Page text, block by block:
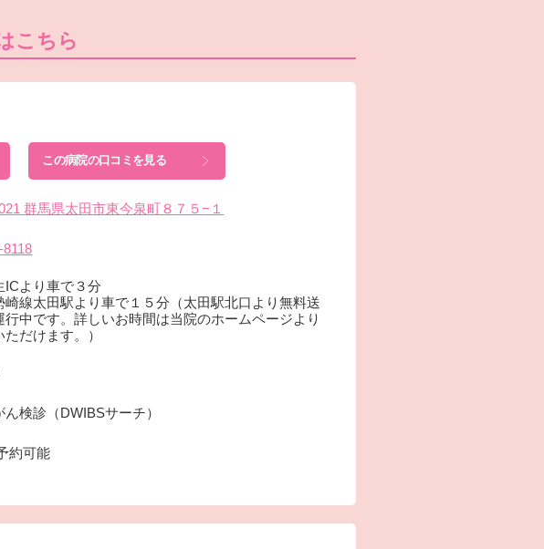
こちら
この病院の口コミを見る
群馬県太田市東今泉町８７５−１
8118
ICより車で３分
崎線太田駅より車で１５分（太田駅北口より無料送
行中です。詳しいお時間は当院のホームページより
ただけます。）
ん検診（DWIBSサーチ）
約可能